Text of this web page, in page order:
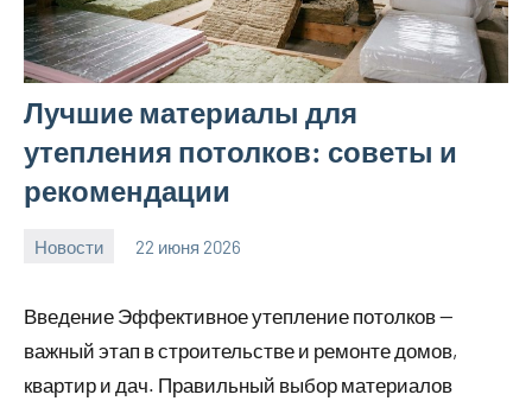
Лучшие материалы для
утепления потолков: советы и
рекомендации
Новости 22 июня 2026
Введение Эффективное утепление потолков —
важный этап в строительстве и ремонте домов,
квартир и дач. Правильный выбор материалов